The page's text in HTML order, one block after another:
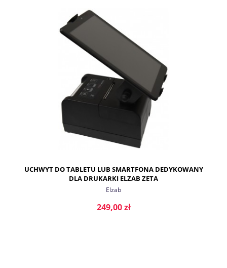
DO KOSZYKA
UCHWYT DO TABLETU LUB SMARTFONA DEDYKOWANY
DLA DRUKARKI ELZAB ZETA
Elzab
249,00 zł